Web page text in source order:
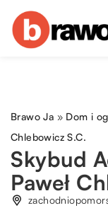
Brawo Ja » Dom i
Chlebowicz S.C.
Skybud
Paweł